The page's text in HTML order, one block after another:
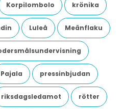
Korpilombolo krönika
Luleå Meänflaku
Pajala pressinbjudan
riksdagsledamot rötter